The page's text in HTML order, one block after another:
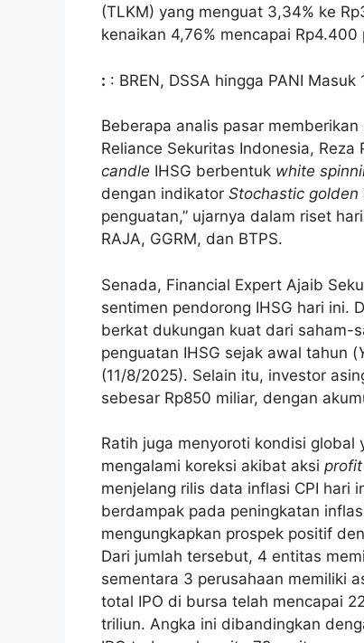
(TLKM) yang menguat 3,34% ke
kenaikan 4,76% mencapai Rp4.400
: : BREN, DSSA hingga PANI
Beberapa analis pasar
Reliance Sekuritas Indonesia,
candle IHSG berbentuk white
dengan indikator Stochastic golden
penguatan,” ujarnya dalam riset
RAJA, GGRM, dan BTPS.
Senada, Financial Expert Ajaib
sentimen pendorong IHSG hari ini.
berkat dukungan kuat dari saham-
penguatan IHSG sejak awal tahun (
(11/8/2025). Selain itu, investor
sebesar Rp850 miliar, dengan
Ratih juga menyoroti kondisi global
mengalami koreksi akibat aksi
menjelang rilis data inflasi CPI hari
berdampak pada peningkatan
mengungkapkan prospek positif
Dari jumlah tersebut, 4 entitas
sementara 3 perusahaan memiliki
total IPO di bursa telah mencapai
triliun. Angka ini dibandingkan